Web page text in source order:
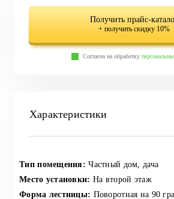
Характеристики
Тип помещения: Частный дом, дача
Место установки: На второй этаж
Форма лестницы: Поворотная на 90
Получить прайс-
+ получить скидку 10%
Согласен на обработку